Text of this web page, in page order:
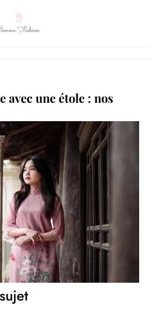
avec une étole : nos